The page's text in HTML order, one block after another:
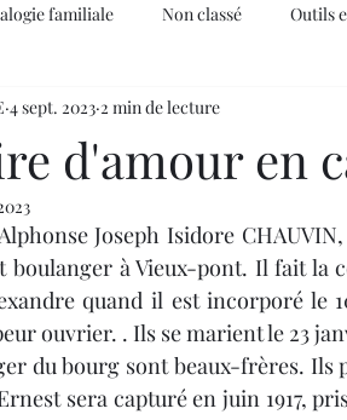
familiale Non classé Outils
d'amour en
4 sept. 2023 2 min de lecture
boulanger à Vieux-pont. Il fait la
quand il est incorporé le
ouvrier. . Ils se marient le 23
du bourg sont beaux-frères. Ils
sera capturé en juin 1917,